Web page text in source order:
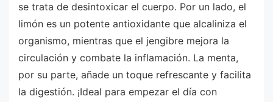
se trata de desintoxicar el cuerpo. Por un lado, el
limón es un potente antioxidante que alcaliniza el
organismo, mientras que el jengibre mejora la
circulación y combate la inflamación. La menta,
por su parte, añade un toque refrescante y facilita
la digestión. ¡Ideal para empezar el día con